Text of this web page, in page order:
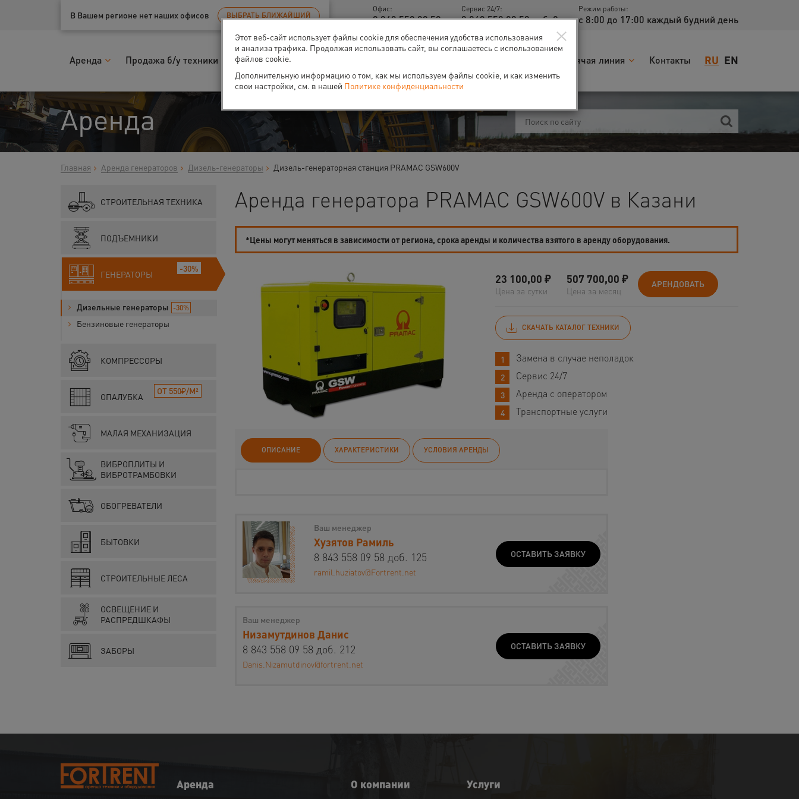
Ваш город:Казань
В Вашем регионе нет наших офисов ВЫБРАТЬ БЛИЖАЙШИЙ
Офис:
8 843 558 09 58
Сервис 24/7:
8 843 558 09 58 доб. 2
Режим работы:
с 8:00 до 17:00 каждый будний день
RU EN
Аренда Продажа б/у техники Запчасти Горячая линия Контакты
Аренда
Главная Аренда генераторов Дизель-генераторы Дизель-генераторная станция PRAMAC GSW600V
СТРОИТЕЛЬНАЯ ТЕХНИКА
ПОДЪЕМНИКИ
ГЕНЕРАТОРЫ
-30%
Дизельные генераторы -30%
Бензиновые генераторы
КОМПРЕССОРЫ
ОПАЛУБКА
ОТ 550₽/М²
МАЛАЯ МЕХАНИЗАЦИЯ
ВИБРОПЛИТЫ И
ВИБРОТРАМБОВКИ
ОБОГРЕВАТЕЛИ
БЫТОВКИ
СТРОИТЕЛЬНЫЕ ЛЕСА
ОСВЕЩЕНИЕ И
РАСПРЕДШКАФЫ
ЗАБОРЫ
Аренда генератора PRAMAC GSW600V в Казани
*Цены могут меняться в зависимости от региона, срока аренды и количества взятого в аренду оборудования.
23 100,00 ₽
Цена за сутки
507 700,00 ₽
Цена за месяц
АРЕНДОВАТЬ
СКАЧАТЬ КАТАЛОГ ТЕХНИКИ
Замена в случае неполадок
Сервис 24/7
Аренда с оператором
Транспортные услуги
ОПИСАНИЕ ХАРАКТЕРИСТИКИ УСЛОВИЯ АРЕНДЫ
Ваш менеджер
Хузятов Рамиль
8 843 558 09 58 доб. 125
ramil.huziatov@Fortrent.net
ОСТАВИТЬ ЗАЯВКУ
Ваш менеджер
Низамутдинов Данис
8 843 558 09 58 доб. 212
Danis.Nizamutdinov@fortrent.net
ОСТАВИТЬ ЗАЯВКУ
Аренда О компании Услуги
×
Этот веб-сайт использует файлы cookie для обеспечения удобства использования
и анализа трафика. Продолжая использовать сайт, вы соглашаетесь с использованием
файлов cookie.
Дополнительную информацию о том, как мы используем файлы cookie, и как изменить
свои настройки, см. в нашей Политике конфиденциальности